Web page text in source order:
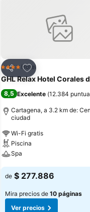
Compartir
Agregar a
4 EstrellasHotel
GHL Relax Hotel Corales
8,5 Excelente (12.384
Cartagena, a 3.2 km de:
ciudad
Wi-Fi gratis
Piscina
Spa
Ver precios
de $ 277.886
Mira precios de 10 páginas
Ver precios